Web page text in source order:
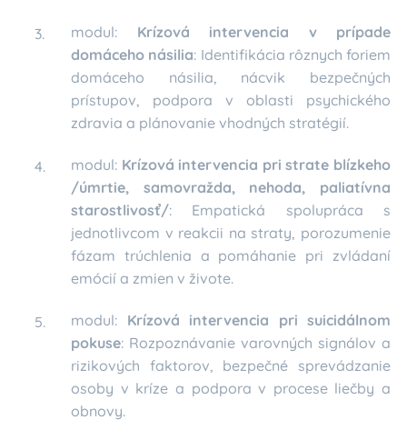
modul: Krízová intervencia v prípade
domáceho násilia: Identifikácia rôznych foriem
domáceho násilia, nácvik bezpečných
prístupov, podpora v oblasti psychického
zdravia a plánovanie vhodných stratégií.
modul: Krízová intervencia pri strate blízkeho
/úmrtie, samovražda, nehoda, paliatívna
starostlivosť/: Empatická spolupráca s
jednotlivcom v reakcii na straty, porozumenie
fázam trúchlenia a pomáhanie pri zvládaní
emócií a zmien v živote.
modul: Krízová intervencia pri suicidálnom
pokuse: Rozpoznávanie varovných signálov a
rizikových faktorov, bezpečné sprevádzanie
osoby v kríze a podpora v procese liečby a
obnovy.